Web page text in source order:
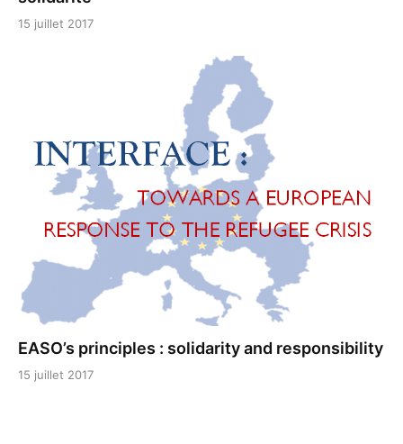
15 juillet 2017
EASO’s principles : solidarity and responsibility
15 juillet 2017